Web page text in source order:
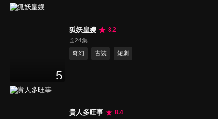
5
狐妖皇嫂
8.2
全24集
奇幻
古裝 短劇
貴人多旺事
8.4